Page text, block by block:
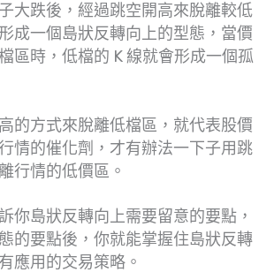
大跌後，經過跳空開高來脫離較低
成一個島狀反轉向上的型態，當價
區時，低檔的 K 線就會形成一個孤
的方式來脫離低檔區，就代表股價
情的催化劑，才有辦法一下子用跳
行情的低價區。
你島狀反轉向上需要留意的要點，
的要點後，你就能掌握住島狀反轉
應用的交易策略。